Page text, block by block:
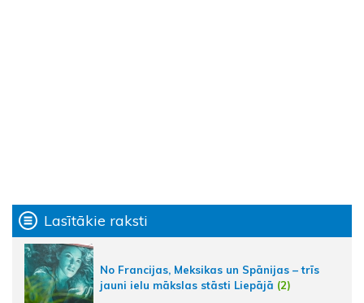
Lasītākie raksti
No Francijas, Meksikas un Spānijas – trīs
jauni ielu mākslas stāsti Liepājā (2)